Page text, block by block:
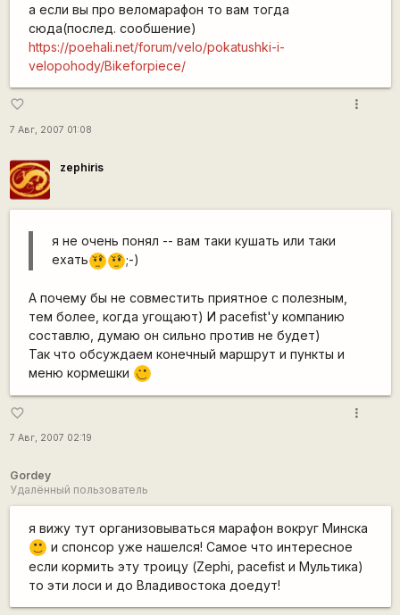
а если вы про веломарафон то вам тогда
сюда(послед. сообшение)
https://poehali.net/forum/velo/pokatushki-i-
velopohody/Bikeforpiece/
favorite_border
7 Авг, 2007 01:08
more_vert
zephiris
я не очень понял -- вам таки кушать или таки
ехать??????;-)
А почему бы не совместить приятное с полезным,
тем более, когда угощают) И pacefist'у компанию
составлю, думаю он сильно против не будет)
Так что обсуждаем конечный маршрут и пункты и
меню кормешки ,-)
favorite_border
7 Авг, 2007 02:19
more_vert
Gordey
Удалённый пользователь
я вижу тут организовываться марафон вокруг Минска
:)
и спонсор уже нашелся! Самое что интересное
если кормить эту троицу (Zephi, pacefist и Мультика)
то эти лоси и до Владивостока доедут!